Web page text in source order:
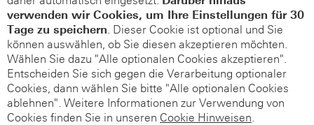
verwenden wir Cookies, um Ihre Einstellungen für 30
Tage zu speichern. Dieser Cookie ist optional und Sie
können auswählen, ob Sie diesen akzeptieren möchten.
Wählen Sie dazu "Alle optionalen Cookies akzeptieren".
Entscheiden Sie sich gegen die Verarbeitung optionaler
Cookies, dann wählen Sie bitte "Alle optionalen Cookies
ablehnen". Weitere Informationen zur Verwendung von
Cookies finden Sie in unseren Cookie Hinweisen.